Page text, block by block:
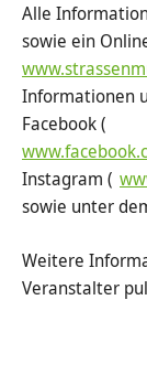
Alle
sowie ein
Informationen
Facebook (
Instagram (
sowie unter
Weitere
Veranstalter